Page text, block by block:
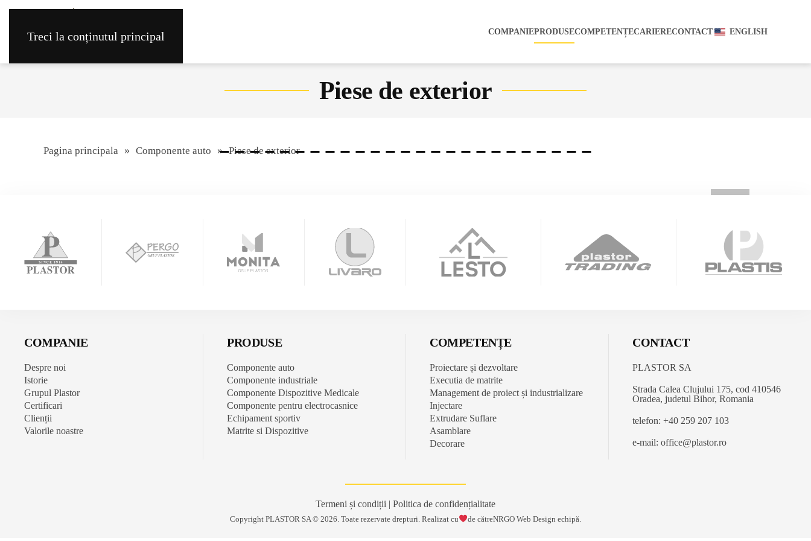
Treci la conținutul principal COMPANIEPRODUSECOMPETENȚECARIERECONTACT ENGLISH
Piese de exterior
Pagina principala Componente auto Piese de exterior
COMPANIE
Despre noi
Istorie
Grupul Plastor
Certificari
Clienții
Valorile noastre
PRODUSE
Componente auto
Componente industriale
Componente Dispozitive Medicale
Componente pentru electrocasnice
Echipament sportiv
Matrite si Dispozitive
COMPETENȚE
Proiectare și dezvoltare
Executia de matrite
Management de proiect și industrializare
Injectare
Extrudare Suflare
Asamblare
Decorare
CONTACT
PLASTOR SA
Strada Calea Clujului 175, cod 410546
Oradea, judetul Bihor, Romania
telefon: +40 259 207 103
e-mail: office@plastor.ro
Termeni și condiții | Politica de confidențialitate
Copyright PLASTOR SA ©2026. Toate rezervate drepturi. Realizat cu de cătreNRGO Web Design echipă.